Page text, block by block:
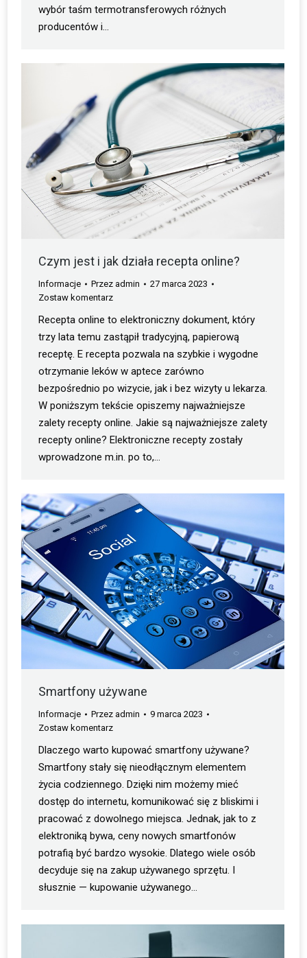
wybór taśm termotransferowych różnych
producentów i…
Czym jest i jak działa recepta online?
Informacje Przez admin
27 marca 2023
Zostaw komentarz
Recepta online to elektroniczny dokument, który
trzy lata temu zastąpił tradycyjną, papierową
receptę. E recepta pozwala na szybkie i wygodne
otrzymanie leków w aptece zarówno
bezpośrednio po wizycie, jak i bez wizyty u lekarza.
W poniższym tekście opiszemy najważniejsze
zalety recepty online. Jakie są najważniejsze zalety
recepty online? Elektroniczne recepty zostały
wprowadzone m.in. po to,…
Smartfony używane
Informacje Przez admin
9 marca 2023
Zostaw komentarz
Dlaczego warto kupować smartfony używane?
Smartfony stały się nieodłącznym elementem
życia codziennego. Dzięki nim możemy mieć
dostęp do internetu, komunikować się z bliskimi i
pracować z dowolnego miejsca. Jednak, jak to z
elektroniką bywa, ceny nowych smartfonów
potrafią być bardzo wysokie. Dlatego wiele osób
decyduje się na zakup używanego sprzętu. I
słusznie — kupowanie używanego…